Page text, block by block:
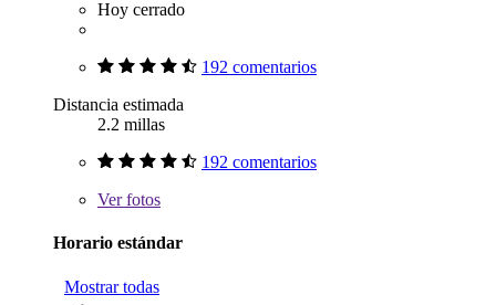
Hoy cerrado
192 comentarios
Distancia estimada
2.2 millas
192 comentarios
Verfotos
Horario estándar
Mostrar todas